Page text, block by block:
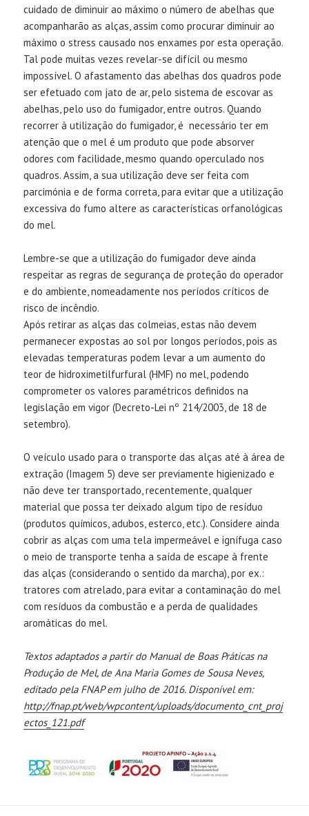
cuidado de diminuir ao máximo o número de abelhas que
acompanharão as alças, assim como procurar diminuir ao
máximo o stress causado nos enxames por esta operação.
Tal pode muitas vezes revelar-se difícil ou mesmo
impossível. O afastamento das abelhas dos quadros pode
ser efetuado com jato de ar, pelo sistema de escovar as
abelhas, pelo uso do fumigador, entre outros. Quando
recorrer à utilização do fumigador, é necessário ter em
atenção que o mel é um produto que pode absorver
odores com facilidade, mesmo quando operculado nos
quadros. Assim, a sua utilização deve ser feita com
parcimónia e de forma correta, para evitar que a utilização
excessiva do fumo altere as características orfanológicas
do mel.
Lembre-se que a utilização do fumigador deve ainda
respeitar as regras de segurança de proteção do operador
e do ambiente, nomeadamente nos períodos críticos de
risco de incêndio.
Após retirar as alças das colmeias, estas não devem
permanecer expostas ao sol por longos períodos, pois as
elevadas temperaturas podem levar a um aumento do
teor de hidroximetilfurfural (HMF) no mel, podendo
comprometer os valores paramétricos definidos na
legislação em vigor (Decreto-Lei nº 214/2003, de 18 de
setembro).
O veículo usado para o transporte das alças até à área de
extração (Imagem 5) deve ser previamente higienizado e
não deve ter transportado, recentemente, qualquer
material que possa ter deixado algum tipo de resíduo
(produtos químicos, adubos, esterco, etc.). Considere ainda
cobrir as alças com uma tela impermeável e ignífuga caso
o meio de transporte tenha a saída de escape à frente
das alças (considerando o sentido da marcha), por ex.:
tratores com atrelado, para evitar a contaminação do mel
com resíduos da combustão e a perda de qualidades
aromáticas do mel.
Textos adaptados a partir do Manual de Boas Práticas na
Produção de Mel, de Ana Maria Gomes de Sousa Neves,
editado pela FNAP em julho de 2016. Disponível em:
http://fnap.pt/web/wpcontent/uploads/documento_cnt_proj
ectos_121.pdf